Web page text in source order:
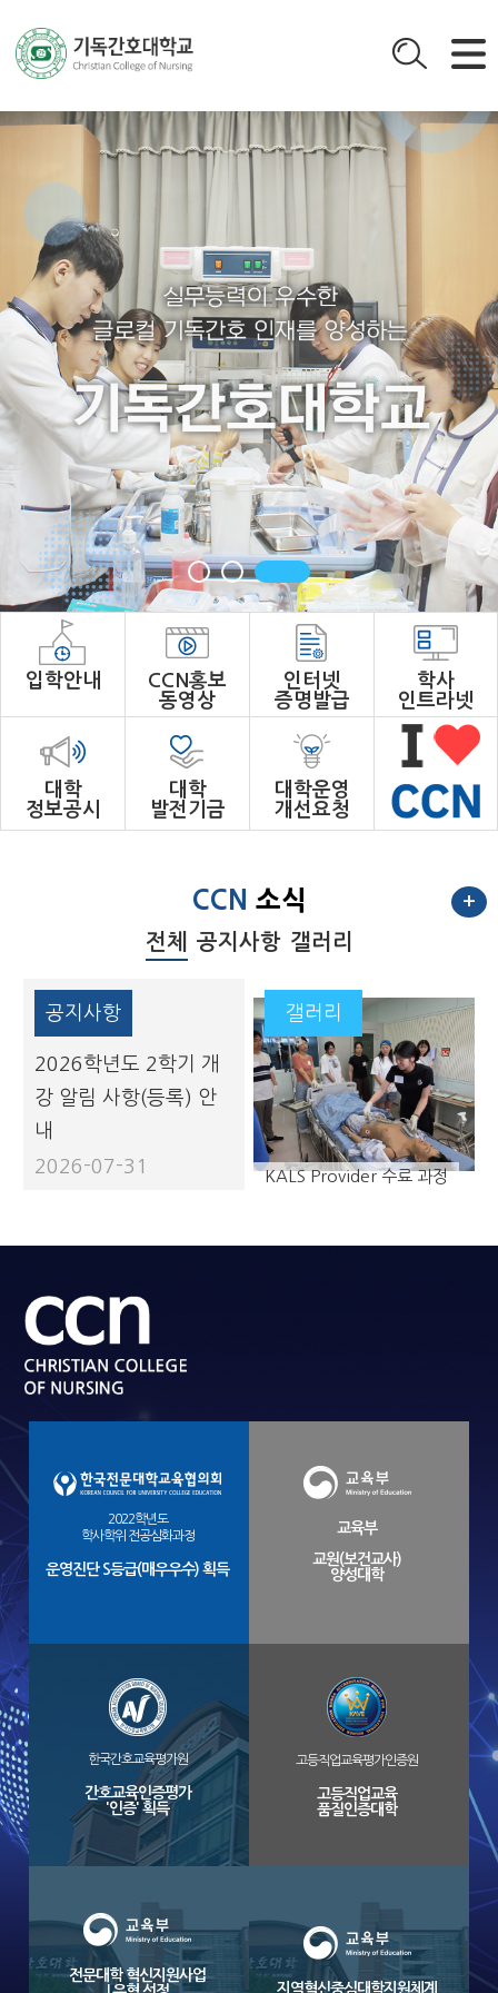
입학안내
CCN홍보
동영상
인터넷
증명발급
학사
인트라넷
대학
정보공시
대학
발전기금
대학운영
개선요청
CCN 소식
전체 공지사항 갤러리
+
공지사항
2026학년도 2학기 개
강 알림 사항(등록) 안
내
2026-07-31
갤러리
KALS Provider 수료 과정
2022학년도
학사학위 전공심화과정
운영진단 S등급(매우우수) 획득
교육부
교원(보건교사)
양성대학
한국간호교육평가원
간호교육인증평가
'인증' 획득
고등직업교육평가인증원
고등직업교육
품질인증대학
전문대학 혁신지원사업
지역혁신중심대학지원체계